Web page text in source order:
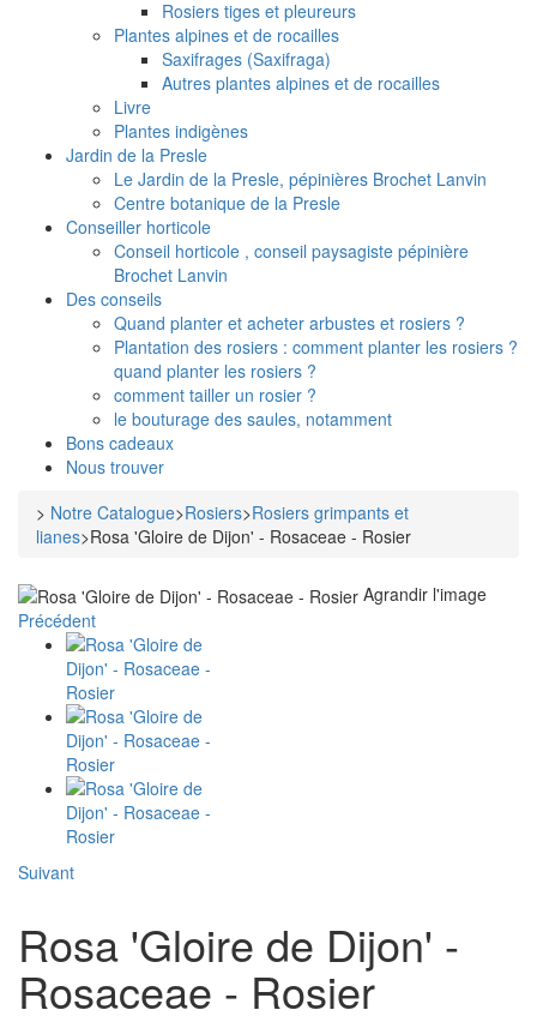
Rosiers tiges et pleureurs
Plantes alpines et de rocailles
Saxifrages (Saxifraga)
Autres plantes alpines et de rocailles
Livre
Plantes indigènes
Jardin de la Presle
Le Jardin de la Presle, pépinières Brochet Lanvin
Centre botanique de la Presle
Conseiller horticole
Conseil horticole , conseil paysagiste pépinière
Brochet Lanvin
Des conseils
Quand planter et acheter arbustes et rosiers ?
Plantation des rosiers : comment planter les rosiers ?
quand planter les rosiers ?
comment tailler un rosier ?
le bouturage des saules, notamment
Bons cadeaux
Nous trouver
> Notre Catalogue>Rosiers>Rosiers grimpants et
lianes>Rosa 'Gloire de Dijon' - Rosaceae - Rosier
Agrandir l'image
Précédent
Suivant
Rosa 'Gloire de Dijon' -
Rosaceae - Rosier